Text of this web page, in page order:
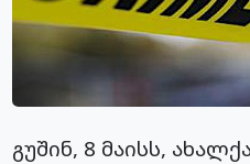
გუშინ, 8 მაისს,